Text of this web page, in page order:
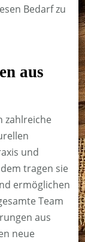
Bedarf zu
aus
zahlreiche
und
tragen sie
ermöglichen
Team
aus
neue